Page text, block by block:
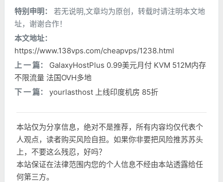
特别申明：
若无说明,文章均为原创，转载时请注明本文地
址，谢谢合作！
本文地址：
https://www.138vps.com/cheapvps/1238.html
上 一 篇：
GalaxyHostPlus 0.99美元月付 KVM 512M内存
不限流量 法国OVH多地
下 一 篇：
yourlasthost 上线印度机房 85折
本站仅为分享信息，绝对不是推荐，所有内容均仅代表个
人观点，读者购买风险自担。如果你非要把风险推苏苏头
上，不要这么残忍，好吗？
本站保证在法律范围内您的个人信息不经由本站透露给任
何第三方。